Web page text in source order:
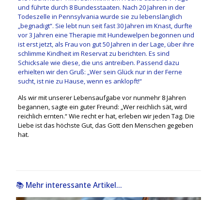
und führte durch 8 Bundesstaaten. Nach 20 Jahren in der
Todeszelle in Pennsylvania wurde sie zu lebenslänglich
„begnadigt“. Sie lebt nun seit fast 30 Jahren im Knast, durfte
vor 3 Jahren eine Therapie mit Hundewelpen begonnen und
ist erst jetzt, als Frau von gut 50 Jahren in der Lage, über ihre
schlimme Kindheit im Reservat zu berichten. Es sind
Schicksale wie diese, die uns antreiben. Passend dazu
erhielten wir den Gruß: „Wer sein Glück nur in der Ferne
sucht, ist nie zu Hause, wenn es anklopft!“
Als wir mit unserer Lebensaufgabe vor nunmehr 8 Jahren
begannen, sagte ein guter Freund: „Wer reichlich sät, wird
reichlich ernten.“ Wie recht er hat, erleben wir jeden Tag. Die
Liebe ist das höchste Gut, das Gott den Menschen gegeben
hat.
📚 Mehr interessante Artikel...